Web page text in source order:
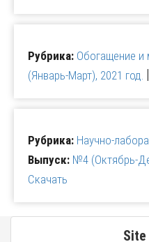
Рубрика: Обогащение и
(Январь-Март), 2021 год.
Рубрика: Научно-
Выпуск: №4 (Октябрь-
Скачать